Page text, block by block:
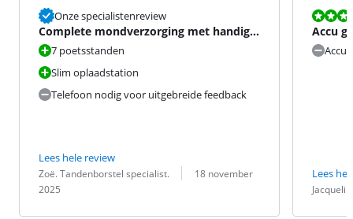
Onze specialistenreview
Complete mondverzorging met handige
feedback
7 poetsstanden
Slim oplaadstation
Telefoon nodig voor uitgebreide feedback
Lees hele review
Beoordeling door:
Zoë. Tandenborstel specialist.
Datum:
18 november
2025
Accu
Accu
Lees
Datum: